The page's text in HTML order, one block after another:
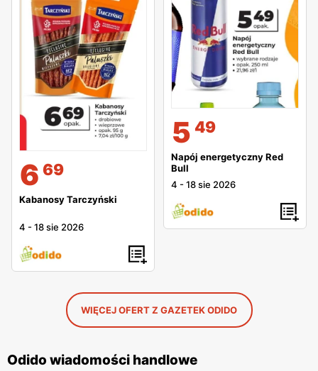
6 69
Kabanosy Tarczyński
4 -18 sie 2026
5 49
Napój energetyczny Red
Bull
4 -18 sie 2026
WIĘCEJ OFERT Z GAZETEK ODIDO
Odido wiadomości handlowe